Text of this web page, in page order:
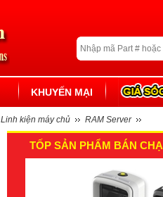
KHUYẾN MẠI
Linh kiện máy chủ RAM Server
TỐP SẢN PHẨM BÁN